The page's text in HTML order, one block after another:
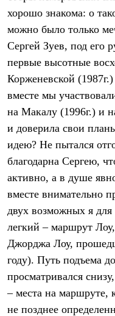
хорошо знакома: о
можно было только
Сергей Зуев, под его
первые высотные
Корженевской
вместе мы
на Макалу (1996г.) и
и доверила свои
идею? Не пытался
благодарна Сергею,
активно, а в душе
вместе внимательно
двух возможных я для
легкий – маршрут
Джорджа Лоу,
году). Путь подъема
просматривался
– места на маршруте,
не позднее